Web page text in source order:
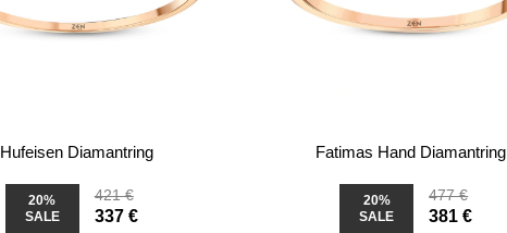
Hufeisen Diamantring
20%
SALE
421 €
337 €
Fatimas Hand Diamantring
20%
SALE
477 €
381 €